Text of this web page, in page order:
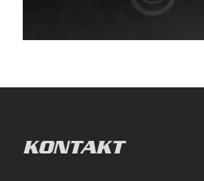
KONTAKT